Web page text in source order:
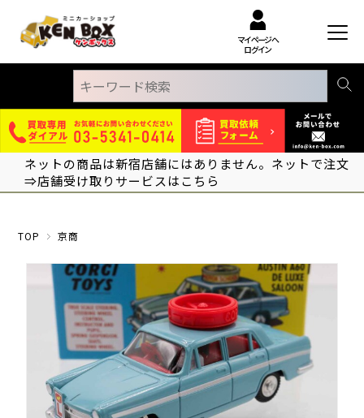
マイページへ
ログイン
ネットの商品は新宿店舗にはありません。ネットで注文
⇒店舗受け取りサービスはこちら
TOP 京商